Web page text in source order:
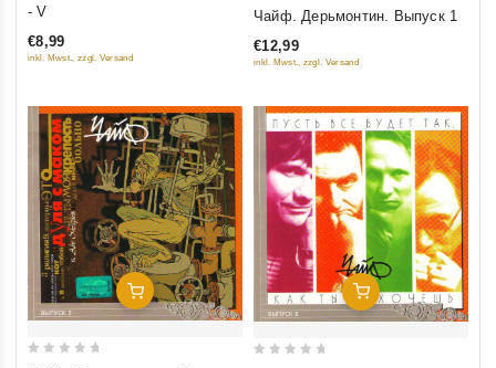
5
- V
€8,99
inkl. Mwst., zzgl. Versand
of
Чайф. Дерьмонтин. Выпуск 1
€12,99
inkl. Mwst., zzgl. Versand
Добавить В Корзину Добавить В Корзину